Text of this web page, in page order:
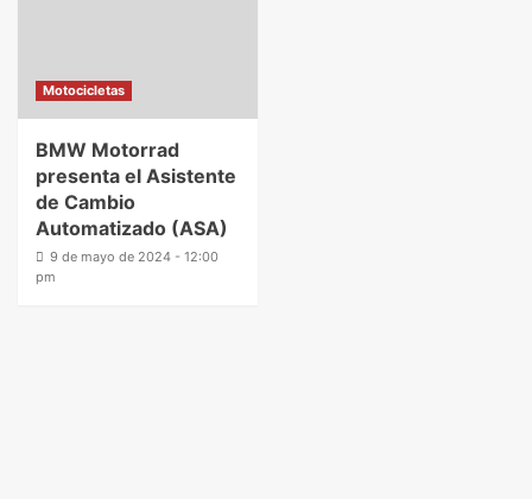
Motocicletas
BMW Motorrad
presenta el Asistente
de Cambio
Automatizado (ASA)
9 de mayo de 2024 - 12:00
pm